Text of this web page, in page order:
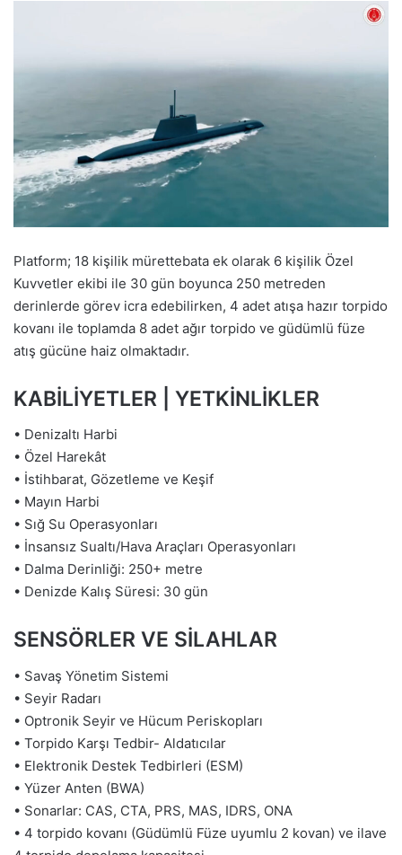
Platform; 18 kişilik mürettebata ek olarak 6 kişilik Özel
Kuvvetler ekibi ile 30 gün boyunca 250 metreden
derinlerde görev icra edebilirken, 4 adet atışa hazır torpido
kovanı ile toplamda 8 adet ağır torpido ve güdümlü füze
atış gücüne haiz olmaktadır.
KABİLİYETLER | YETKİNLİKLER
• Denizaltı Harbi
• Özel Harekât
• İstihbarat, Gözetleme ve Keşif
• Mayın Harbi
• Sığ Su Operasyonları
• İnsansız Sualtı/Hava Araçları Operasyonları
• Dalma Derinliği: 250+ metre
• Denizde Kalış Süresi: 30 gün
SENSÖRLER VE SİLAHLAR
• Savaş Yönetim Sistemi
• Seyir Radarı
• Optronik Seyir ve Hücum Periskopları
• Torpido Karşı Tedbir- Aldatıcılar
• Elektronik Destek Tedbirleri (ESM)
• Yüzer Anten (BWA)
• Sonarlar: CAS, CTA, PRS, MAS, IDRS, ONA
• 4 torpido kovanı (Güdümlü Füze uyumlu 2 kovan) ve ilave